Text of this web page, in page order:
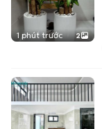
1 phút trước 2